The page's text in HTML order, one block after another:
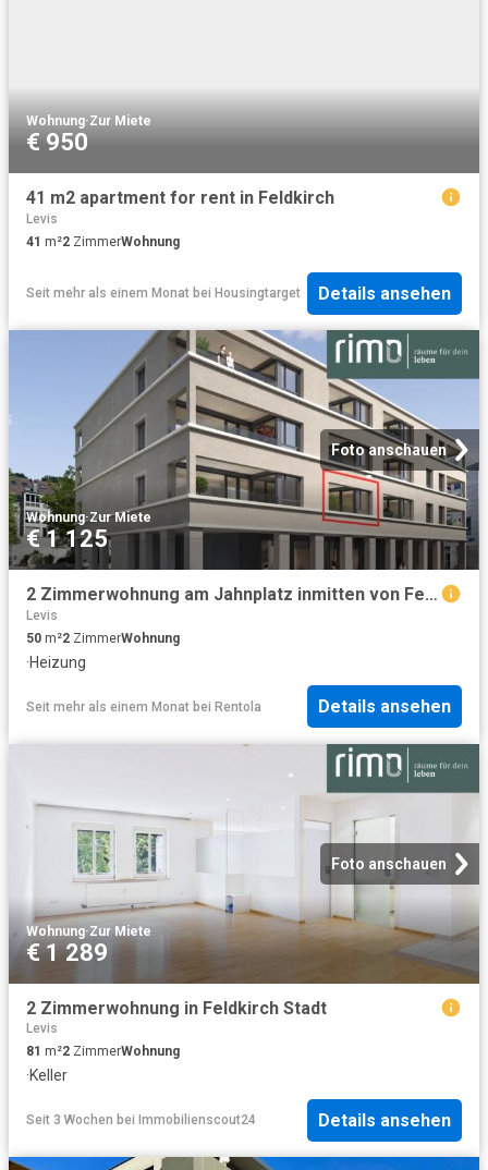
Wohnung·Zur Miete
€ 950
41 m2 apartment for rent in Feldkirch
Levis
41 m²2 ZimmerWohnung
Seit mehr als einem Monat bei Housingtarget Details ansehen
Foto anschauen
Wohnung·Zur Miete
€ 1 125
2 Zimmerwohnung am Jahnplatz inmitten von Feldkirch Erstbezug zu mieten Top A1.6
Levis
50 m²2 ZimmerWohnung
·Heizung
Seit mehr als einem Monat bei Rentola Details ansehen
Foto anschauen
Wohnung·Zur Miete
€ 1 289
2 Zimmerwohnung in Feldkirch Stadt
Levis
81 m²2 ZimmerWohnung
·Keller
Seit 3 Wochen bei Immobilienscout24 Details ansehen